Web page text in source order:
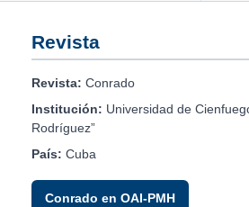
Revista
Revista: Conrado
Institución: Universidad de
Rodríguez”
País: Cuba
Conrado en OAI-PMH